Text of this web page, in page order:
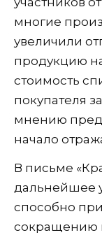
многие
увеличили
продукцию на
стоимость
покупателя
мнению
начало
В письме
дальнейшее
способно
сокращению